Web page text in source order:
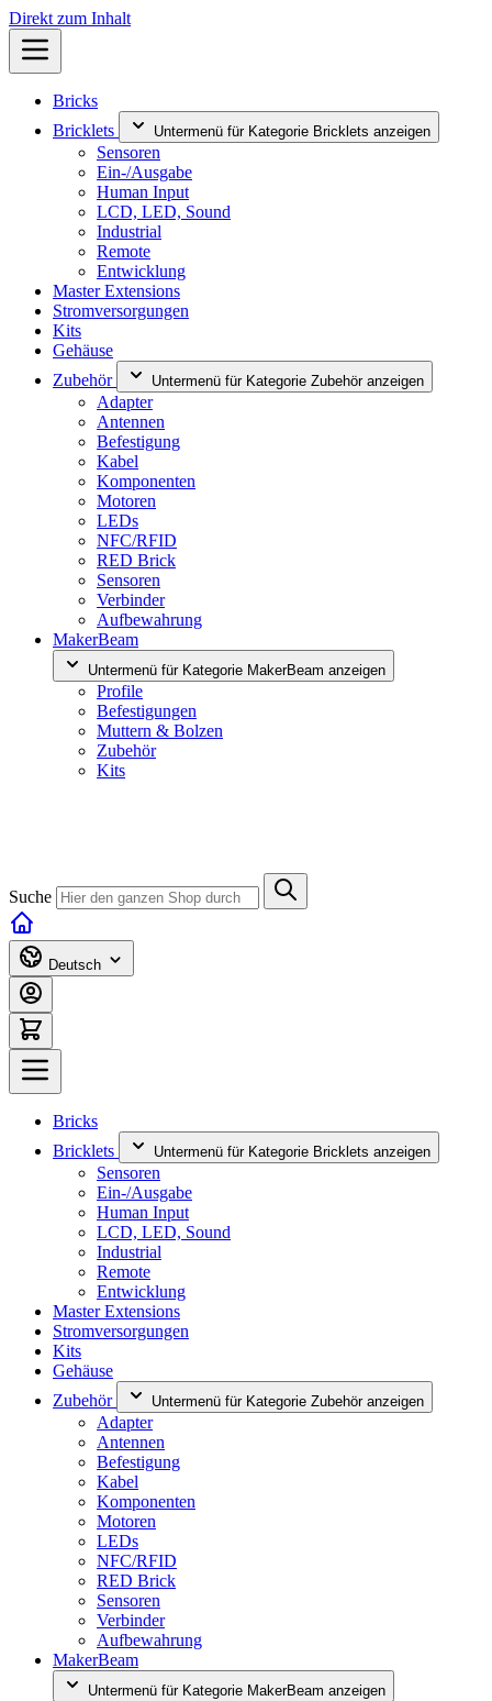
Direkt zum Inhalt
Bricks
Bricklets
Untermenü für Kategorie Bricklets anzeigen
Sensoren
Ein-/Ausgabe
Human Input
LCD, LED, Sound
Industrial
Remote
Entwicklung
Master Extensions
Stromversorgungen
Kits
Gehäuse
Zubehör
Untermenü für Kategorie Zubehör anzeigen
Adapter
Antennen
Befestigung
Kabel
Komponenten
Motoren
LEDs
NFC/RFID
RED Brick
Sensoren
Verbinder
Aufbewahrung
MakerBeam
Untermenü für Kategorie MakerBeam anzeigen
Profile
Befestigungen
Muttern & Bolzen
Zubehör
Kits
Suche
Deutsch
Bricks
Bricklets
Untermenü für Kategorie Bricklets anzeigen
Sensoren
Ein-/Ausgabe
Human Input
LCD, LED, Sound
Industrial
Remote
Entwicklung
Master Extensions
Stromversorgungen
Kits
Gehäuse
Zubehör
Untermenü für Kategorie Zubehör anzeigen
Adapter
Antennen
Befestigung
Kabel
Komponenten
Motoren
LEDs
NFC/RFID
RED Brick
Sensoren
Verbinder
Aufbewahrung
MakerBeam
Untermenü für Kategorie MakerBeam anzeigen